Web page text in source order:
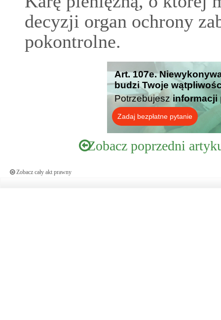
decyzji organ ochrony
pokontrolne.
Art. 107e.
budzi Twoje
Potrzebujesz informacji
Zadaj bezpłatne pytanie
Zobacz poprzedni
Zobacz cały akt prawny